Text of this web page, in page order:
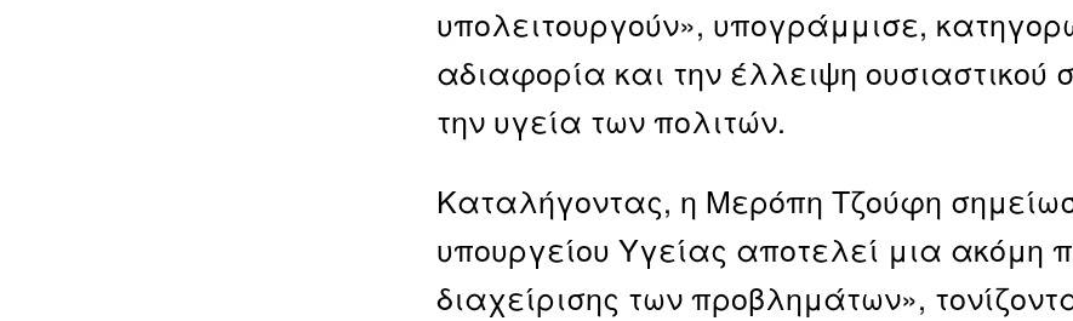
υπολειτουργούν», υπογράμμισε,
αδιαφορία και την έλλειψη ουσιαστικού
την υγεία των πολιτών.
Καταλήγοντας, η Μερόπη Τζούφη
υπουργείου Υγείας αποτελεί μια ακόμη
διαχείρισης των προβλημάτων»,